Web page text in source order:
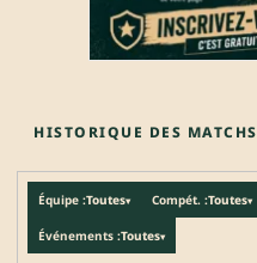
HISTORIQUE DES MATCHS
Équipe :Toutes▾ Compét. :Toutes▾
Événements :Toutes▾